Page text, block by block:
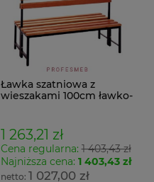
Ławka szatniowa z
wieszakami 100cm ławko-
1 263,21 zł
Cena regularna:1 403,43 zł
Najniższa cena: 1 403,43 zł
1 027,00 zł